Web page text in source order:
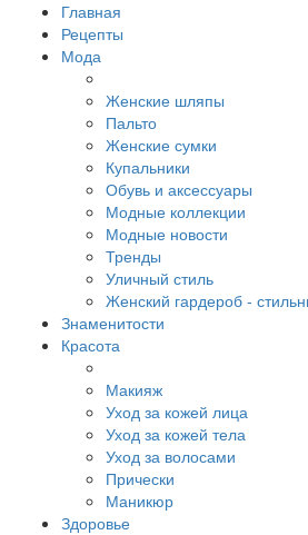
Главная
Рецепты
Мода
Женские шляпы
Пальто
Женские сумки
Купальники
Обувь и аксессуары
Модные коллекции
Модные новости
Тренды
Уличный стиль
Женский гардероб -
Знаменитости
Красота
Макияж
Уход за кожей лица
Уход за кожей тела
Уход за волосами
Прически
Маникюр
Здоровье